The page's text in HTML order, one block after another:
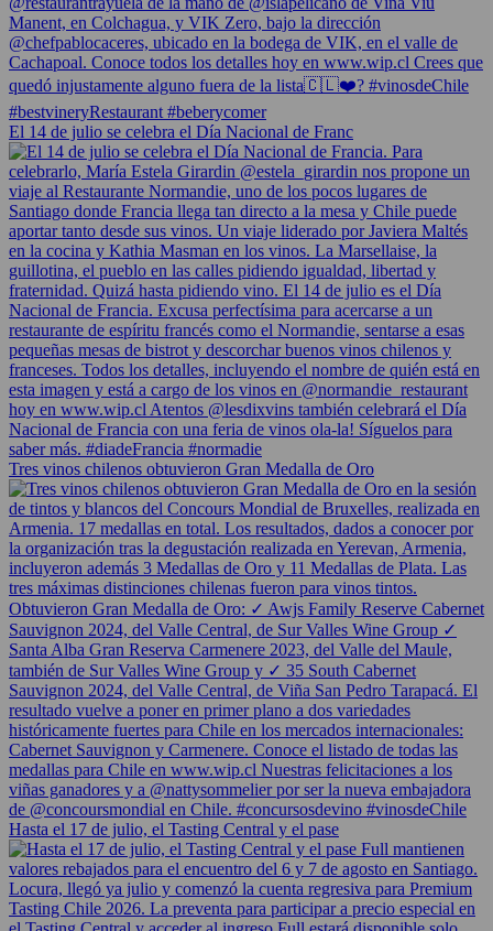
El 14 de julio se celebra el Día Nacional de Franc
Tres vinos chilenos obtuvieron Gran Medalla de Oro
Hasta el 17 de julio, el Tasting Central y el pase